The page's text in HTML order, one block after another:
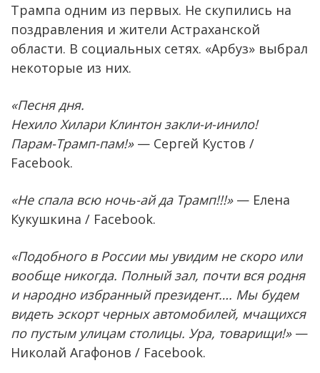
Трампа одним из первых. Не скупились на
поздравления и жители Астраханской
области. В социальных сетях. «Арбуз» выбрал
некоторые из них.
«Песня дня.
Нехило Хилари Клинтон закли-и-инило!
Парам-Трамп-пам!»— Сергей Кустов /
Facebook.
«Не спала всю ночь-ай да Трамп!!!»— Елена
Кукушкина / Facebook.
«Подобного в России мы увидим не скоро или
вообще никогда. Полный зал, почти вся родня
и народно избранный президент…. Мы будем
видеть эскорт черных автомобилей, мчащихся
по пустым улицам столицы. Ура, товарищи!»—
Николай Агафонов / Facebook.